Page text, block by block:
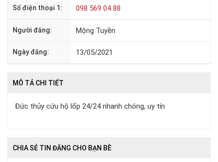
Số điện thoại 1: 098 569 04 88
Người đăng: Mộng Tuyền
Ngày đăng: 13/05/2021
MÔ TẢ CHI TIẾT
Đức thủy cứu hộ lốp 24/24 nhanh chóng, uy tín
CHIA SẺ TIN ĐĂNG CHO BẠN BÈ